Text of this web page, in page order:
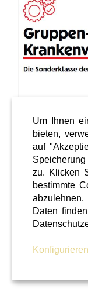
11 / 06 / 2025
WIENER
Gruppenvers.
BMLV Gruppen
Um Ihnen
bieten,
auf
zu. Klicken
bestimmte
Daten
Konfigurieren